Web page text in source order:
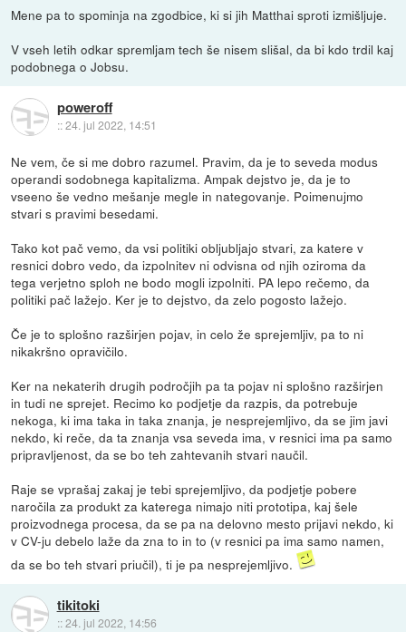
Mene pa to spominja na zgodbice, ki si jih Matthai sproti izmišljuje.
V vseh letih odkar spremljam tech še nisem slišal, da bi kdo trdil kaj
podobnega o Jobsu.
poweroff
::24. jul 2022, 14:51
Ne vem, če si me dobro razumel. Pravim, da je to seveda modus
operandi sodobnega kapitalizma. Ampak dejstvo je, da je to
vseeno še vedno mešanje megle in nategovanje. Poimenujmo
stvari s pravimi besedami.
Tako kot pač vemo, da vsi politiki obljubljajo stvari, za katere v
resnici dobro vedo, da izpolnitev ni odvisna od njih oziroma da
tega verjetno sploh ne bodo mogli izpolniti. PA lepo rečemo, da
politiki pač lažejo. Ker je to dejstvo, da zelo pogosto lažejo.
Če je to splošno razširjen pojav, in celo že sprejemljiv, pa to ni
nikakršno opravičilo.
Ker na nekaterih drugih področjih pa ta pojav ni splošno razširjen
in tudi ne sprejet. Recimo ko podjetje da razpis, da potrebuje
nekoga, ki ima taka in taka znanja, je nesprejemljivo, da se jim javi
nekdo, ki reče, da ta znanja vsa seveda ima, v resnici ima pa samo
pripravljenost, da se bo teh zahtevanih stvari naučil.
Raje se vprašaj zakaj je tebi sprejemljivo, da podjetje pobere
naročila za produkt za katerega nimajo niti prototipa, kaj šele
proizvodnega procesa, da se pa na delovno mesto prijavi nekdo, ki
v CV-ju debelo laže da zna to in to (v resnici pa ima samo namen,
da se bo teh stvari priučil), ti je pa nesprejemljivo.
tikitoki
::24. jul 2022, 14:56